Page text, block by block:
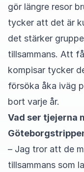
gör längre resor
tycker att det är
det stärker
tillsammans. Att
kompisar tycker
försöka åka iväg
bort varje år.
Vad ser tjejerna
– Jag tror att de
tillsammans som